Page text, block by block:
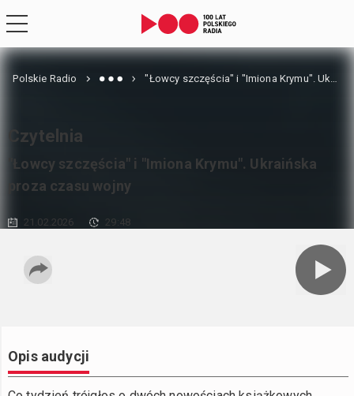
Polskie Radio "Łowcy szczęścia" i "Imiona Krymu". Ukraińska proza czasu wojny
Czytelnia
"Łowcy szczęścia" i "Imiona Krymu". Ukraińska
proza czasu wojny
21.02.2026 29:48
Opis audycji